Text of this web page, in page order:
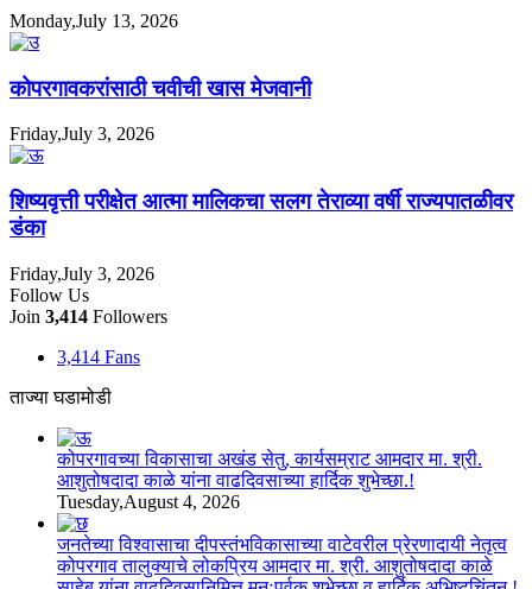
Monday,July 13, 2026
कोपरगावकरांसाठी चवीची खास मेजवानी
Friday,July 3, 2026
शिष्यवृत्ती परीक्षेत आत्मा मालिकचा सलग तेराव्या वर्षी राज्यपातळीवर
डंका
Friday,July 3, 2026
Follow Us
Join 3,414 Followers
3,414 Fans
ताज्या घडामोडी
कोपरगावच्या विकासाचा अखंड सेतु, कार्यसम्राट आमदार मा. श्री.
आशुतोषदादा काळे यांना वाढदिवसाच्या हार्दिक शुभेच्छा.!
Tuesday,August 4, 2026
जनतेच्या विश्वासाचा दीपस्तंभविकासाच्या वाटेवरील प्रेरणादायी नेतृत्व
कोपरगाव तालुक्याचे लोकप्रिय आमदार मा. श्री. आशुतोषदादा काळे